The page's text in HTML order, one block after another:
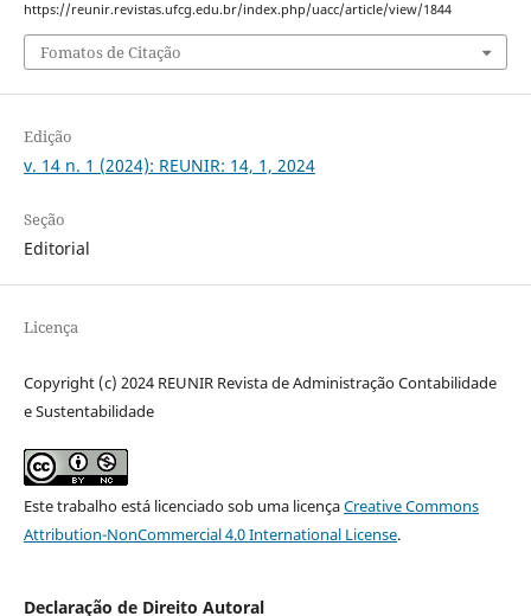
https://reunir.revistas.ufcg.edu.br/index.php/uacc/article/view/1844
Fomatos de Citação
Edição
v. 14 n. 1 (2024): REUNIR: 14, 1, 2024
Seção
Editorial
Licença
Copyright (c) 2024 REUNIR Revista de Administração Contabilidade
e Sustentabilidade
Este trabalho está licenciado sob uma licençaCreative Commons
Attribution-NonCommercial 4.0 International License.
Declaração de Direito Autoral